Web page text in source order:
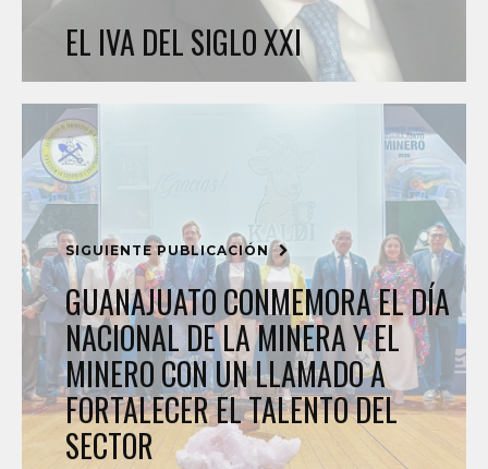
EL IVA DEL SIGLO XXI
SIGUIENTE PUBLICACIÓN
GUANAJUATO CONMEMORA EL DÍA
NACIONAL DE LA MINERA Y EL
MINERO CON UN LLAMADO A
FORTALECER EL TALENTO DEL
SECTOR